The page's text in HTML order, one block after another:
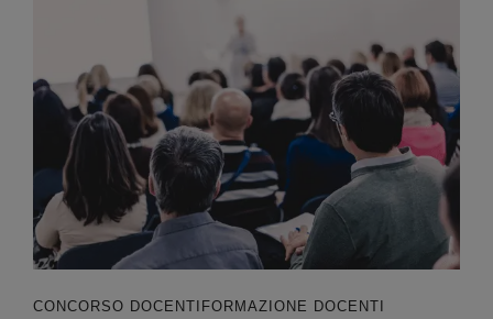
CONCORSO DOCENTI FORMAZIONE DOCENTI